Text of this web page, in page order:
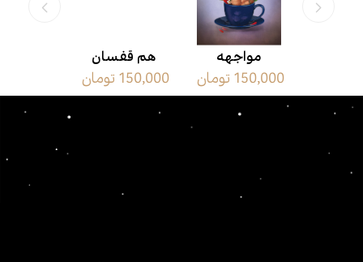
مواجهه
150,000 تومان
هم قفسان
150,000 تومان